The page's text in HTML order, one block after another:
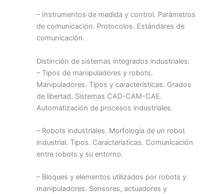
– Instrumentos de medida y control. Parámetros
de comunicación. Protocolos. Estándares de
comunicación.
Distinción de sistemas integrados industriales:
– Tipos de manipuladores y robots.
Manipuladores. Tipos y características. Grados
de libertad. Sistemas CAD-CAM-CAE.
Automatización de procesos industriales.
– Robots industriales. Morfología de un robot
industrial. Tipos. Características. Comunicación
entre robots y su entorno.
– Bloques y elementos utilizados por robots y
manipuladores. Sensores, actuadores y